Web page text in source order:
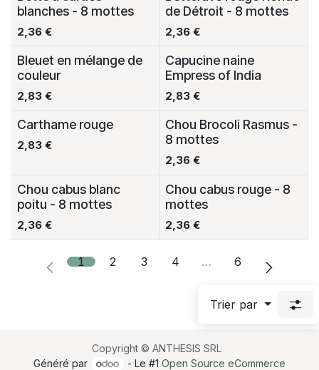
blanches - 8 mottes
2,36€
de Détroit - 8 mottes
2,36 €
Bleuet en mélange de
couleur
2,83€
Capucine naine
Empress of India
2,83 €
Carthame rouge
2,83€
Chou Brocoli Rasmus -
8 mottes
2,36 €
Chou cabus blanc
poitu - 8 mottes
2,36€
Chou cabus rouge - 8
mottes
2,36 €
1 2 3 4 … 6
Trier par
Copyright © ANTHESIS SRL
Généré par
- Le #1Open Source eCommerce